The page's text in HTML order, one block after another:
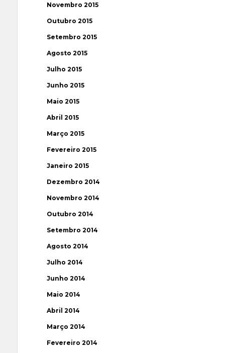
Novembro 2015
Outubro 2015
Setembro 2015
Agosto 2015
Julho 2015
Junho 2015
Maio 2015
Abril 2015
Março 2015
Fevereiro 2015
Janeiro 2015
Dezembro 2014
Novembro 2014
Outubro 2014
Setembro 2014
Agosto 2014
Julho 2014
Junho 2014
Maio 2014
Abril 2014
Março 2014
Fevereiro 2014